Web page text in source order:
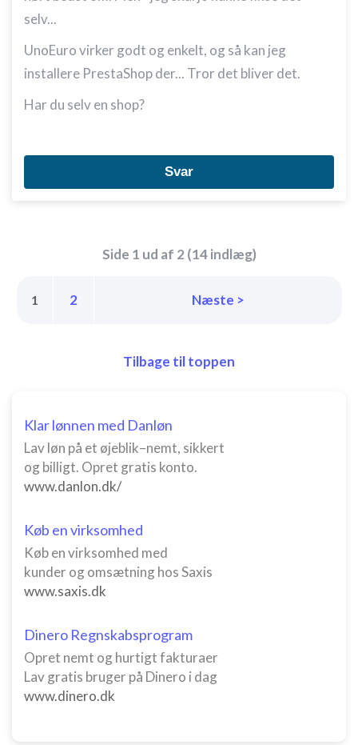
selv...
UnoEuro virker godt og enkelt, og så kan jeg
installere PrestaShop der... Tror det bliver det.
Har du selv en shop?
Svar
Side 1 ud af 2 (14 indlæg)
1 2 Næste >
Tilbage til toppen
Klar lønnen med Danløn
Lav løn på et øjeblik–nemt, sikkert
og billigt. Opret gratis konto.
www.danlon.dk/
Køb en virksomhed
Køb en virksomhed med
kunder og omsætning hos Saxis
www.saxis.dk
Dinero Regnskabsprogram
Opret nemt og hurtigt fakturaer
Lav gratis bruger på Dinero i dag
www.dinero.dk